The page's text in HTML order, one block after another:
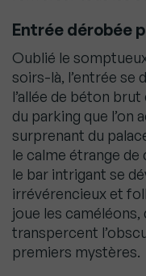
Entrée dérobée
Oublié le
soirs-là, l’entrée se
l’allée de béton
du parking que l’on
surprenant du
le calme étrange
le bar intrigant se
irrévérencieux et
joue les caméléons,
transpercent
premiers mystères.